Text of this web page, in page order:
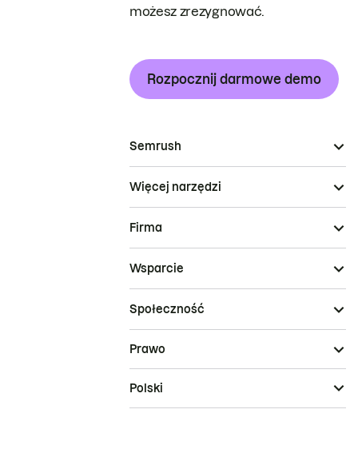
możesz zrezygnować.
Rozpocznij darmowe demo
Semrush
Więcej narzędzi
Firma
Wsparcie
Społeczność
Prawo
Polski